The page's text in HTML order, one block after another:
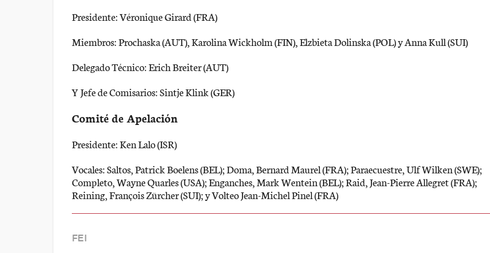
Presidente: Véronique Girard (FRA)
Miembros: Prochaska (AUT), Karolina Wickholm (FIN), Elzbieta Dolinska (POL) y Anna Kull (SUI)
Delegado Técnico: Erich Breiter (AUT)
Y Jefe de Comisarios: Sintje Klink (GER)
Comité de Apelación
Presidente: Ken Lalo (ISR)
Vocales: Saltos, Patrick Boelens (BEL); Doma, Bernard Maurel (FRA); Paraecuestre, Ulf Wilken (SWE);
Completo, Wayne Quarles (USA); Enganches, Mark Wentein (BEL); Raid, Jean-Pierre Allegret (FRA);
Reining, François Zürcher (SUI); y Volteo Jean-Michel Pinel (FRA)
FEI